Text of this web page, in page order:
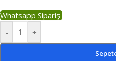
Whatsapp Sipariş
-
+